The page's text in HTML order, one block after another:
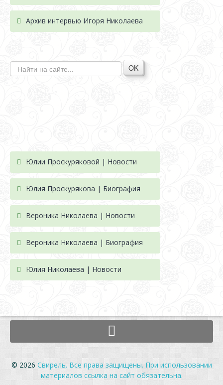
Архив интервью Игоря Николаева
OK
Юлии Проскуряковой | Новости
Юлия Проскурякова | Биография
Вероника Николаева | Новости
Вероника Николаева | Биография
Юлия Николаева | Новости
© 2026 Свирель. Все права защищены. При использовании
материалов ссылка на сайт обязательна.